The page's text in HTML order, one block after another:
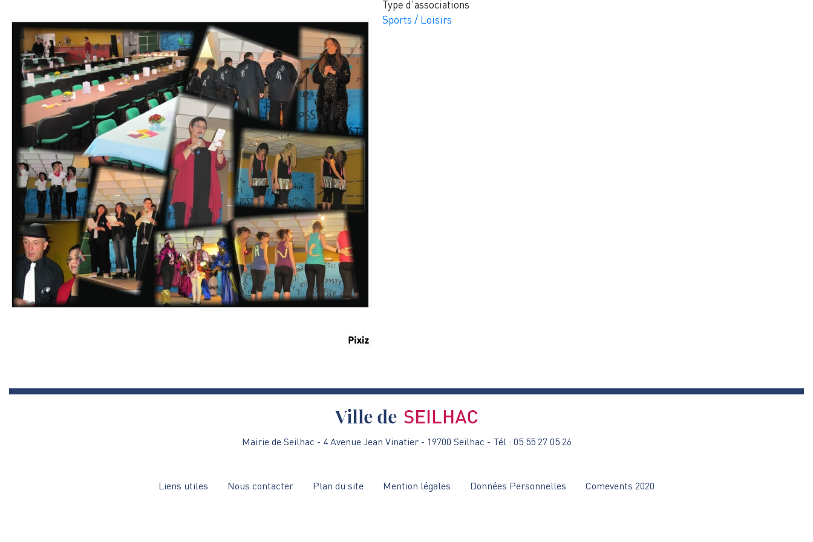
Type d'associations
Sports / Loisirs
Mairie de Seilhac - 4 Avenue Jean Vinatier - 19700 Seilhac - Tél : 05 55 27 05 26
Menu
Liens utiles Nous contacter Plan du site Mention légales Données Personnelles Comevents 2020